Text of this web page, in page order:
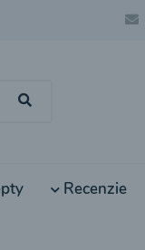
Recenzie